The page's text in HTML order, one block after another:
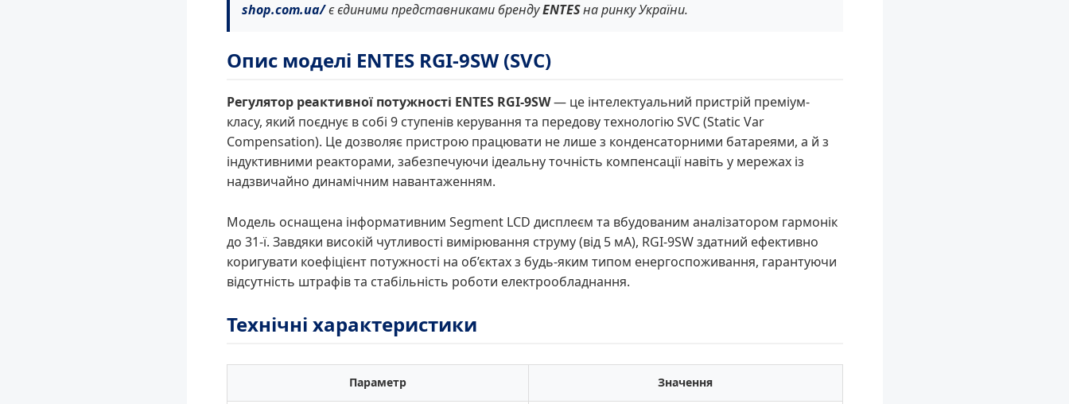
shop.com.ua/є єдиними представниками брендуENTESна ринку України.
Опис моделі ENTES RGI-9SW (SVC)
Регулятор реактивної потужності ENTES RGI-9SW— це інтелектуальний пристрій преміум-
класу, який поєднує в собі 9 ступенів керування та передову технологію SVC (Static Var
Compensation). Це дозволяє пристрою працювати не лише з конденсаторними батареями, а й з
індуктивними реакторами, забезпечуючи ідеальну точність компенсації навіть у мережах із
надзвичайно динамічним навантаженням.
Модель оснащена інформативним Segment LCD дисплеєм та вбудованим аналізатором гармонік
до 31-ї. Завдяки високій чутливості вимірювання струму (від 5 мА), RGI-9SW здатний ефективно
коригувати коефіцієнт потужності на об’єктах з будь-яким типом енергоспоживання, гарантуючи
відсутність штрафів та стабільність роботи електрообладнання.
Технічні характеристики
Параметр Значення